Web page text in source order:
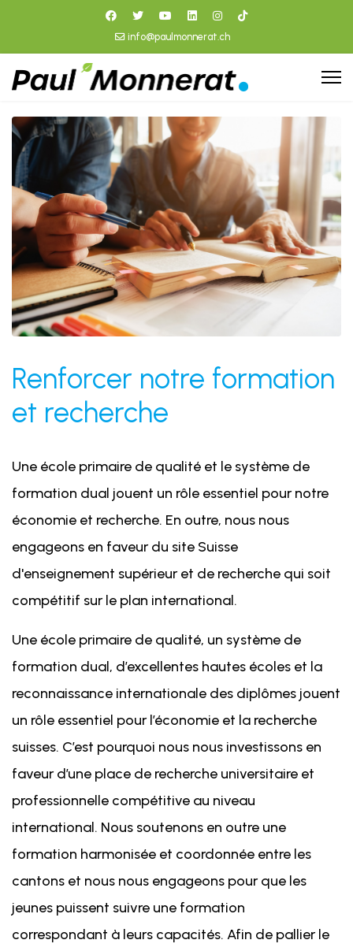
info@paulmonnerat.ch
Renforcer notre formation
et recherche
Une école primaire de qualité et le système de
formation dual jouent un rôle essentiel pour notre
économie et recherche. En outre, nous nous
engageons en faveur du site Suisse
d'enseignement supérieur et de recherche qui soit
compétitif sur le plan international.
Une école primaire de qualité, un système de
formation dual, d’excellentes hautes écoles et la
reconnaissance internationale des diplômes jouent
un rôle essentiel pour l’économie et la recherche
suisses. C’est pourquoi nous nous investissons en
faveur d’une place de recherche universitaire et
professionnelle compétitive au niveau
international. Nous soutenons en outre une
formation harmonisée et coordonnée entre les
cantons et nous nous engageons pour que les
jeunes puissent suivre une formation
correspondant à leurs capacités. Afin de pallier le